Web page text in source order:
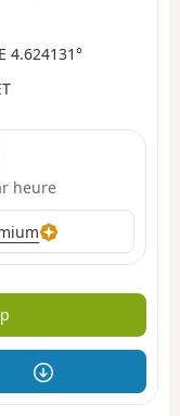
4.624131°
heure